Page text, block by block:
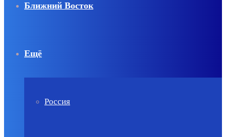
Ближний Восток
Ещё
Россия